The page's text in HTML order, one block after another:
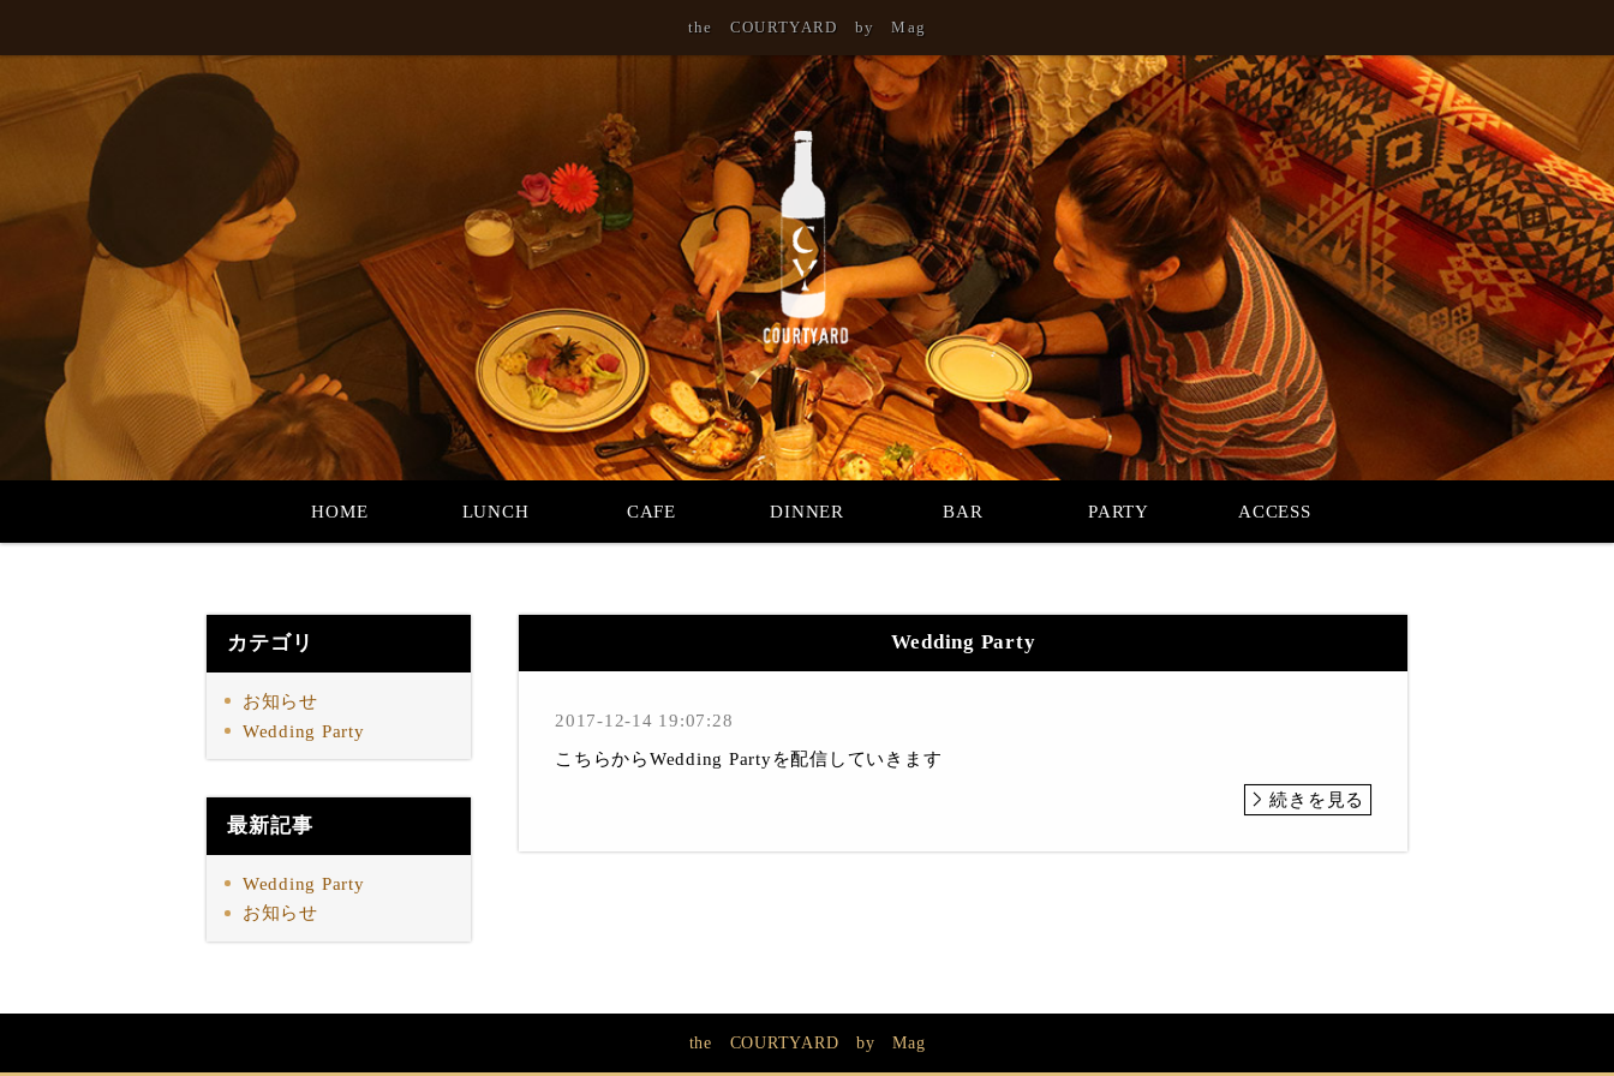
the COURTYARD by Mag
HOME LUNCH CAFE DINNER BAR PARTY ACCESS
カテゴリ
お知らせ
Wedding Party
最新記事
Wedding Party
お知らせ
Wedding Party
2017-12-14 19:07:28
こちらからWedding Partyを配信していきます
続きを見る
the COURTYARD by Mag